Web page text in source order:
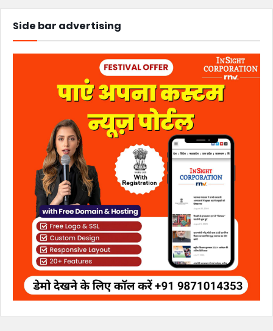
Side bar advertising